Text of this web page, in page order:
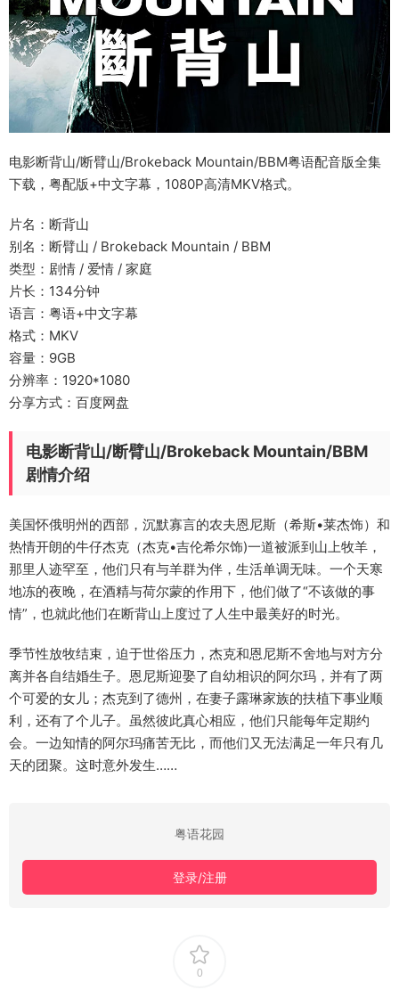
电影断背山/断臂山/Brokeback Mountain/BBM粤语配音版全集
下载，粤配版+中文字幕，1080P高清MKV格式。
片名：断背山
别名：断臂山 / Brokeback Mountain / BBM
类型：剧情 / 爱情 / 家庭
片长：134分钟
语言：粤语+中文字幕
格式：MKV
容量：9GB
分辨率：1920*1080
分享方式：百度网盘
电影断背山/断臂山/Brokeback Mountain/BBM
剧情介绍
美国怀俄明州的西部，沉默寡言的农夫恩尼斯（希斯•莱杰饰）和
热情开朗的牛仔杰克（杰克•吉伦希尔饰)一道被派到山上牧羊，
那里人迹罕至，他们只有与羊群为伴，生活单调无味。一个天寒
地冻的夜晚，在酒精与荷尔蒙的作用下，他们做了“不该做的事
情”，也就此他们在断背山上度过了人生中最美好的时光。
季节性放牧结束，迫于世俗压力，杰克和恩尼斯不舍地与对方分
离并各自结婚生子。恩尼斯迎娶了自幼相识的阿尔玛，并有了两
个可爱的女儿；杰克到了德州，在妻子露琳家族的扶植下事业顺
利，还有了个儿子。虽然彼此真心相应，他们只能每年定期约
会。一边知情的阿尔玛痛苦无比，而他们又无法满足一年只有几
天的团聚。这时意外发生……
粤语花园
登录/注册
0